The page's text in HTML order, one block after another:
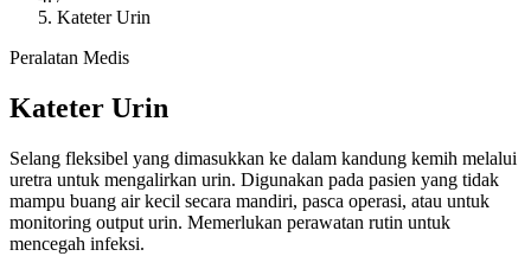
Kateter Urin
Peralatan Medis
Kateter Urin
Selang fleksibel yang dimasukkan ke dalam kandung kemih melalui
uretra untuk mengalirkan urin. Digunakan pada pasien yang tidak
mampu buang air kecil secara mandiri, pasca operasi, atau untuk
monitoring output urin. Memerlukan perawatan rutin untuk
mencegah infeksi.